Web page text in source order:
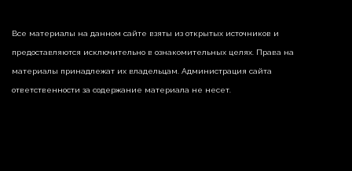
Все материалы на данном сайте взяты из открытых источников и
предоставляются исключительно в ознакомительных целях. Права на
материалы принадлежат их владельцам. Администрация сайта
ответственности за содержание материала не несет.